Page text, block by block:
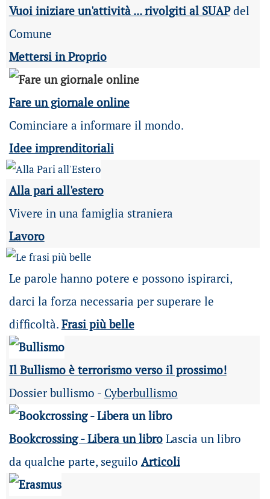
Vuoi iniziare un'attività ... rivolgiti al SUAPdel
Comune
Mettersi in Proprio
Fare un giornale online
Cominciare a informare il mondo.
Idee imprenditoriali
Alla pari all'estero
Vivere in una famiglia straniera
Lavoro
Le parole hanno potere e possono ispirarci,
darci la forza necessaria per superare le
difficoltà. Frasi più belle
Il Bullismo è terrorismo verso il prossimo!
Dossier bullismo - Cyberbullismo
Bookcrossing - Libera un libroLascia un libro
da qualche parte, seguilo Articoli